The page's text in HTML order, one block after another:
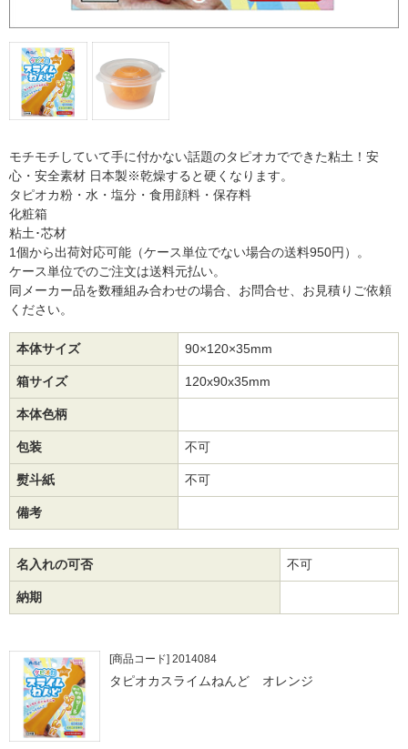
モチモチしていて手に付かない話題のタピオカでできた粘土！安
心・安全素材 日本製※乾燥すると硬くなります。
タピオカ粉・水・塩分・食用顔料・保存料
化粧箱
粘土･芯材
1個から出荷対応可能（ケース単位でない場合の送料950円）。
ケース単位でのご注文は送料元払い。
同メーカー品を数種組み合わせの場合、お問合せ、お見積りご依頼
ください。
本体サイズ 90×120×35mm
箱サイズ 120x90x35mm
本体色柄
包装 不可
熨斗紙 不可
備考
名入れの可否 不可
納期
[商品コード] 2014084
タピオカスライムねんど オレンジ